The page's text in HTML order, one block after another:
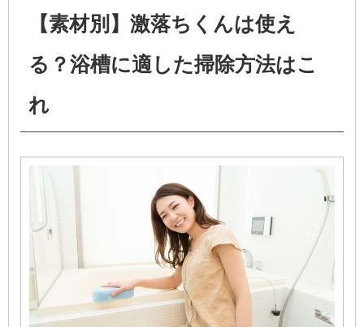
【素材別】激落ちくんは使え
る？浴槽に適した掃除方法はこ
れ